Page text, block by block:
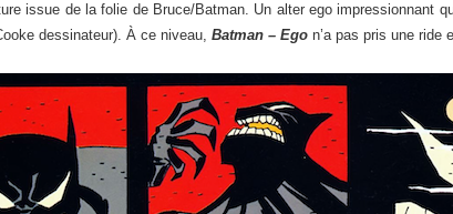
issue de la folie de Bruce/Batman. Un alter ego impressionnant
dessinateur). À ce niveau, Batman – Ego n’a pas pris une ride